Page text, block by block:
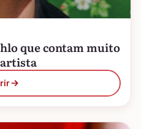
que contam muito